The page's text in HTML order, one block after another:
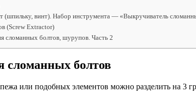
(шпильку, винт). Набор инструмента — «Выкручиватель
(Screw Extractor)
сломанных болтов, шурупов. Часть 2
болтов
или подобных элементов можно разделить на